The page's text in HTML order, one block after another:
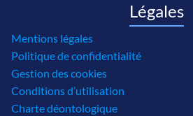
Légales
Mentions légales
Politique de confidentialité
Gestion des cookies
Conditions d’utilisation
Charte déontologique